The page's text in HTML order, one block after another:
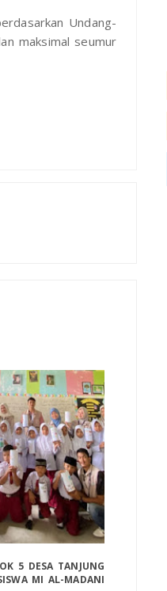
Undang-
maksimal seumur
5 DESA TANJUNG
MI AL-MADANI